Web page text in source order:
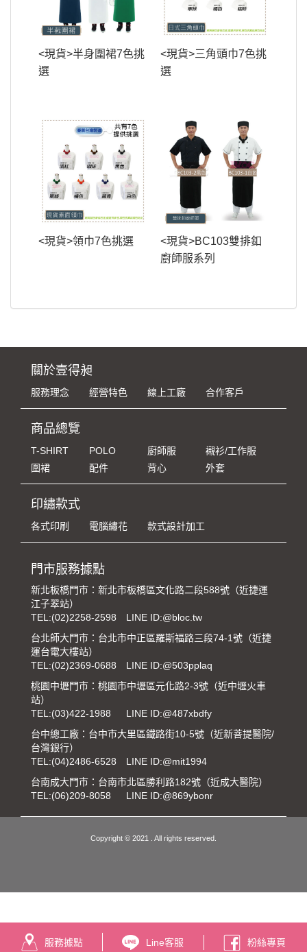
<現貨>半身圍裙7色挑
選
<現貨>三角頭巾7色挑
選
<現貨>領巾7色挑選
<現貨>BC103雙排釦
廚師服系列
關於壹得昶
服務理念 經營特色 線上工廠 合作客戶
商品總覽
T-SHIRT POLO 廚師服
襯衫/工作服
圍裙
配件 背心 外套
印繡款式
各式印刷 電腦繡花 款式設計加工
門市服務據點
新北板橋門市：新北市板橋區文化路二段588號（近捷運
江子翠站）
TEL:(02)2258-2598
LINE ID:@bloc.tw
台北師大門市：台北市中正區羅斯福路三段74-1號（近捷
運台電大樓站）
TEL:(02)2369-0688
LINE ID:@503pplaq
桃園中壢門市：桃園市中壢區元化路2-3號（近中壢火車
站）
TEL:(03)422-1988
LINE ID:@487xbdfy
台中總工廠：台中市大里區鐵路街10-5號（近新菩提醫院/
台灣銀行）
TEL:(04)2486-6528
LINE ID:@mit1994
台南成大門市：台南市北區勝利路182號（近成大醫院）
TEL:(06)209-8058 LINE ID:@869ybonr
Copyright © 2021 . All rights reserved.
服務據點 Line客服 粉絲專頁